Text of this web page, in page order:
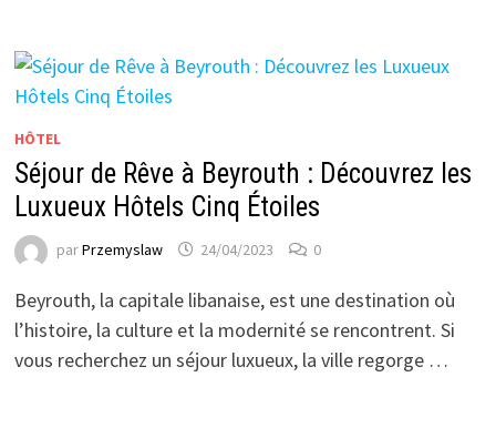
HÔTEL
Séjour de Rêve à Beyrouth : Découvrez les
Luxueux Hôtels Cinq Étoiles
parPrzemyslaw 24/04/2023 0
Beyrouth, la capitale libanaise, est une destination où
l’histoire, la culture et la modernité se rencontrent. Si
vous recherchez un séjour luxueux, la ville regorge …